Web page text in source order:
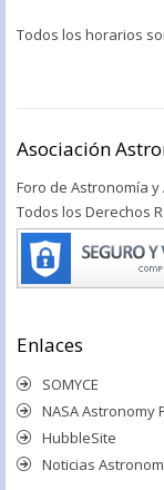
Todos los horarios
Asociación
Foro de Astronomía
Todos los Derechos
Enlaces
SOMYCE
NASA Astronomy
HubbleSite
Noticias